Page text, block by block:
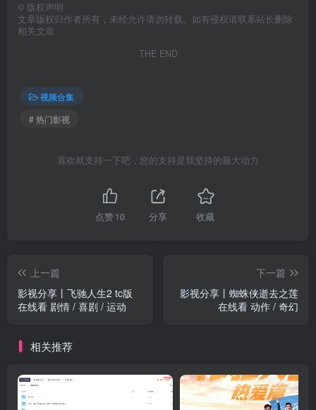
© 版权声明
文章版权归作者所有，未经允许请勿转载。如有侵权请联系站长删除
相关文章
THE END
视频合集
# 热门影视
喜欢就支持一下吧，您的支持是我坚持的最大动力
点赞10 分享 收藏
上一篇
影视分享丨飞驰人生2 tc版
在线看 剧情 / 喜剧 / 运动
下一篇
影视分享丨蜘蛛侠逝去之莲
在线看 动作 / 奇幻
相关推荐